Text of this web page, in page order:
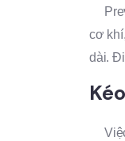
cơ
dài.
Việc